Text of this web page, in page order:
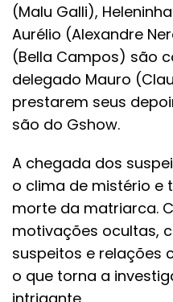
(Malu Galli),
Aurélio (Alexandre
(Bella Campos) são
delegado Mauro
prestarem seus
são do Gshow.
A chegada dos
o clima de mistério e
morte da matriarca.
motivações ocultas,
suspeitos e relações
o que torna a